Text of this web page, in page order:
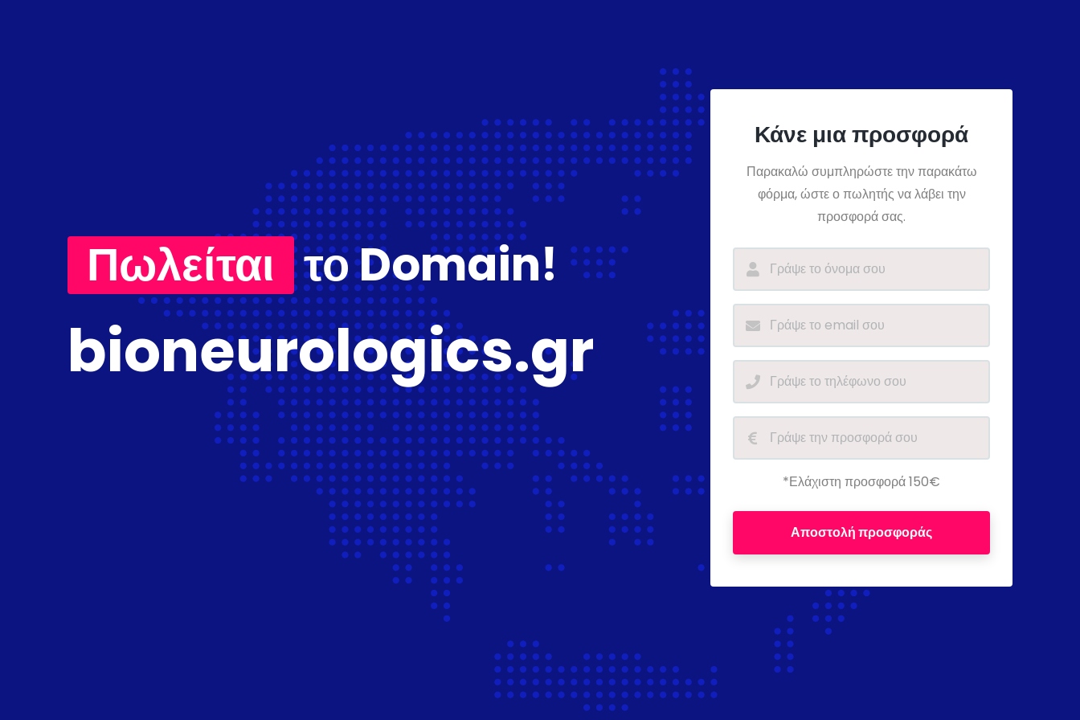
Πωλείται το Domain!
bioneurologics.gr
Κάνε μια προσφορά
Παρακαλώ συμπληρώστε την παρακάτω
φόρμα, ώστε ο πωλητής να λάβει την
προσφορά σας.
*Ελάχιστη προσφορά 150€
Αποστολή προσφοράς